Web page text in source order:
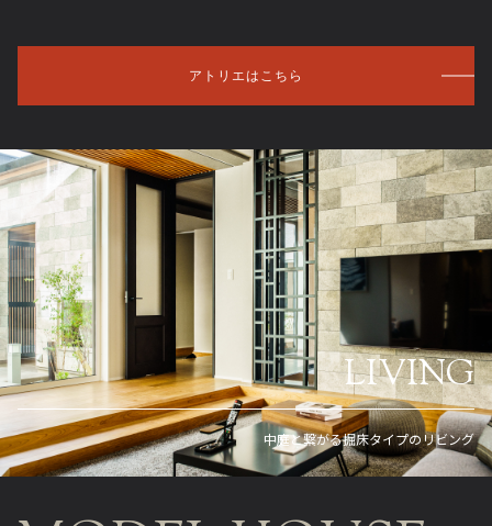
アトリエはこちら
LIVING
中庭と繋がる掘床タイプのリビング